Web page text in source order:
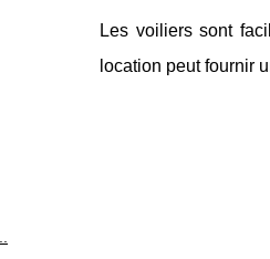
Les voiliers sont
location peut fournir